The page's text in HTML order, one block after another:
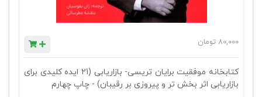
80,000 تومان
کتابخانه موفقیت برایان تریسی- بازاریابی (21 ایده کلیدی برای
بازاریابی اثر بخش تر و پیروزی بر رقیبان) - چاپ چهارم